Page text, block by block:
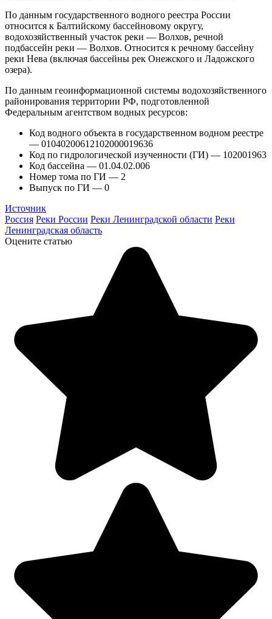
По данным государственного водного реестра России
относится к Балтийскому бассейновому округу,
водохозяйственный участок реки — Волхов, речной
подбассейн реки — Волхов. Относится к речному бассейну
реки Нева (включая бассейны рек Онежского и Ладожского
озера).
По данным геоинформационной системы водохозяйственного
районирования территории РФ, подготовленной
Федеральным агентством водных ресурсов:
Код водного объекта в государственном водном реестре
— 01040200612102000019636
Код по гидрологической изученности (ГИ) — 102001963
Код бассейна — 01.04.02.006
Номер тома по ГИ — 2
Выпуск по ГИ — 0
Источник
Россия Реки России Реки Ленинградской области Реки
Ленинградская область
Оцените статью